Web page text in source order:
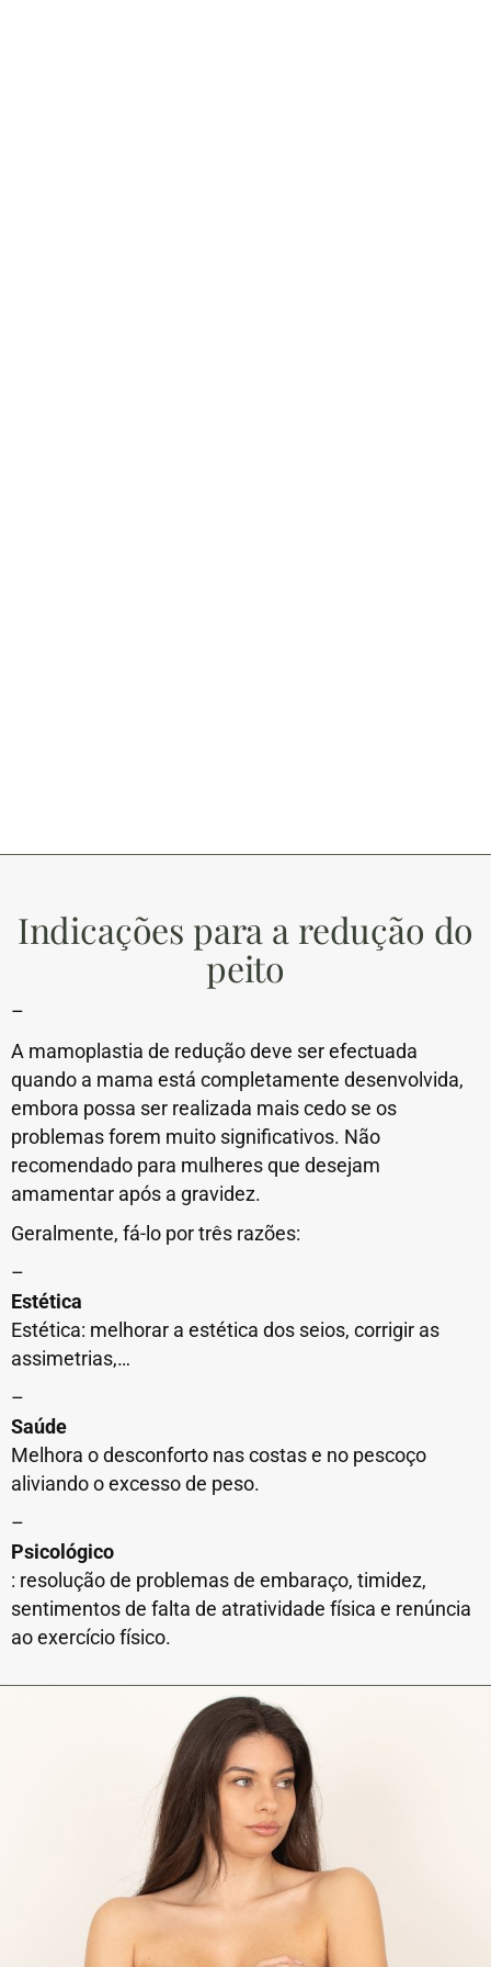
Indicações para a redução do
peito
–
A mamoplastia de redução deve ser efectuada
quando a mama está completamente desenvolvida,
embora possa ser realizada mais cedo se os
problemas forem muito significativos. Não
recomendado para mulheres que desejam
amamentar após a gravidez.
Geralmente, fá-lo por três razões:
–
Estética
Estética: melhorar a estética dos seios, corrigir as
assimetrias,…
–
Saúde
Melhora o desconforto nas costas e no pescoço
aliviando o excesso de peso.
–
Psicológico
: resolução de problemas de embaraço, timidez,
sentimentos de falta de atratividade física e renúncia
ao exercício físico.